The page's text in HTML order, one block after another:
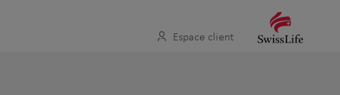
Espace client